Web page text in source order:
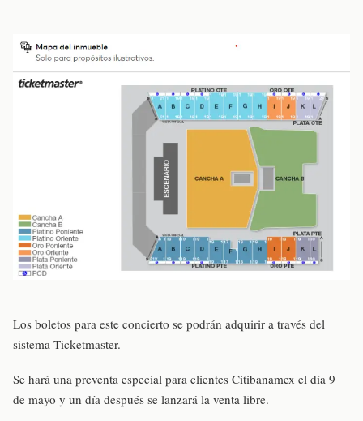
Los boletos para este concierto se podrán adquirir a través del
sistema Ticketmaster.
Se hará una preventa especial para clientes Citibanamex el día 9
de mayo y un día después se lanzará la venta libre.